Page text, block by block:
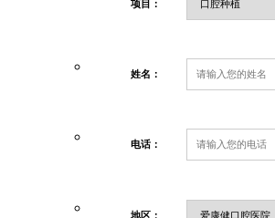
项目：
姓名：
电话：
地区：